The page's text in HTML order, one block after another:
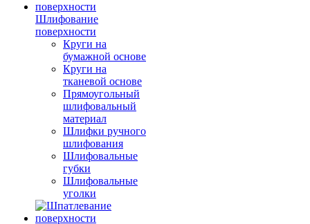
Шлифование
поверхности
Круги на
бумажной основе
Круги на
тканевой основе
Прямоугольный
шлифовальный
материал
Шлифки ручного
шлифования
Шлифовальные
губки
Шлифовальные
уголки